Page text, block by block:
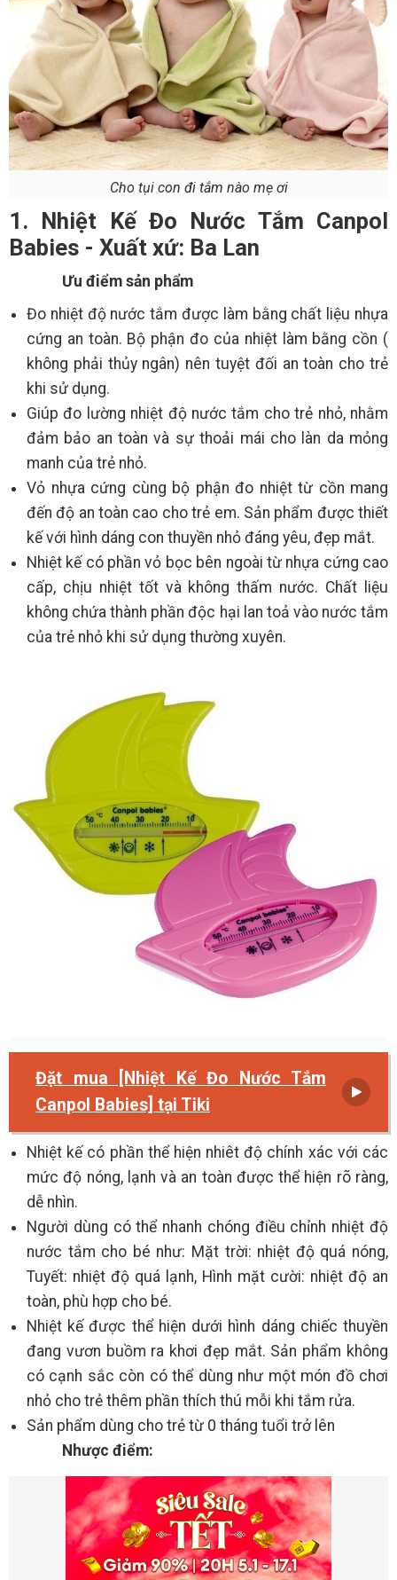
Cho tụi con đi tắm nào mẹ ơi
1. Nhiệt Kế Đo Nước Tắm Canpol
Babies - Xuất xứ: Ba Lan
Ưu điểm sản phẩm
Đo nhiệt độ nước tắm được làm bằng chất liệu nhựa
cứng an toàn. Bộ phận đo của nhiệt làm bằng cồn (
không phải thủy ngân) nên tuyệt đối an toàn cho trẻ
khi sử dụng.
Giúp đo lường nhiệt độ nước tắm cho trẻ nhỏ, nhằm
đảm bảo an toàn và sự thoải mái cho làn da mỏng
manh của trẻ nhỏ.
Vỏ nhựa cứng cùng bộ phận đo nhiệt từ cồn mang
đến độ an toàn cao cho trẻ em. Sản phẩm được thiết
kế với hình dáng con thuyền nhỏ đáng yêu, đẹp mắt.
Nhiệt kế có phần vỏ bọc bên ngoài từ nhựa cứng cao
cấp, chịu nhiệt tốt và không thấm nước. Chất liệu
không chứa thành phần độc hại lan toả vào nước tắm
của trẻ nhỏ khi sử dụng thường xuyên.
Đặt mua [Nhiệt Kế Đo Nước Tắm
Canpol Babies] tại Tiki
Nhiệt kế có phần thể hiện nhiêt độ chính xác với các
mức độ nóng, lạnh và an toàn được thể hiện rõ ràng,
dễ nhìn.
Người dùng có thể nhanh chóng điều chỉnh nhiệt độ
nước tắm cho bé như: Mặt trời: nhiệt độ quá nóng,
Tuyết: nhiệt độ quá lạnh, Hình mặt cười: nhiệt độ an
toàn, phù hợp cho bé.
Nhiệt kế được thể hiện dưới hình dáng chiếc thuyền
đang vươn buồm ra khơi đẹp mắt. Sản phẩm không
có cạnh sắc còn có thể dùng như một món đồ chơi
nhỏ cho trẻ thêm phần thích thú mỗi khi tắm rửa.
Sản phẩm dùng cho trẻ từ 0 tháng tuổi trở lên
Nhược điểm: